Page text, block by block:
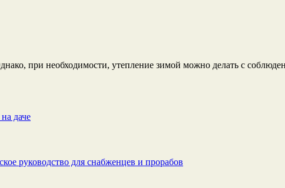
при необходимости, утепление зимой можно делать с
даче
руководство для снабженцев и прорабов